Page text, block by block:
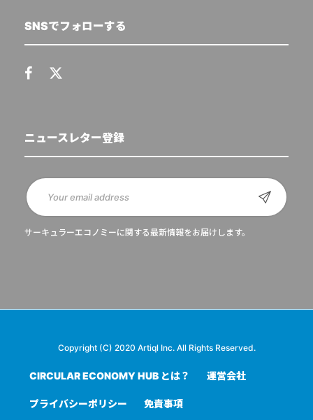
SNSでフォローする
ニュースレター登録
サーキュラーエコノミーに関する最新情報をお届けします。
Copyright (C) 2020 Artiql Inc. All Rights Reserved.
CIRCULAR ECONOMY HUB とは？ 運営会社
プライバシーポリシー 免責事項